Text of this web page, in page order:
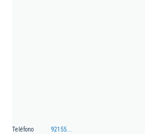
Teléfono 92155...